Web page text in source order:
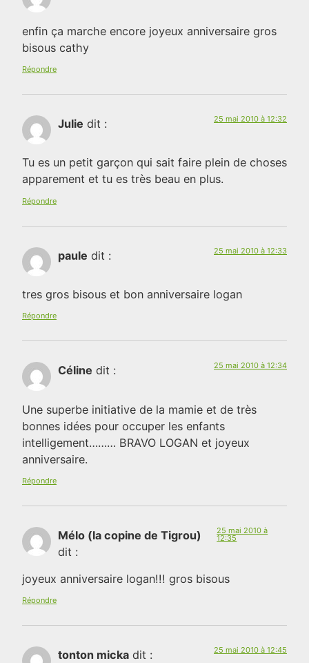
enfin ça marche encore joyeux anniversaire gros
bisous cathy
Répondre
Julie dit : 25 mai 2010 à 12:32
Tu es un petit garçon qui sait faire plein de choses
apparement et tu es très beau en plus.
Répondre
paule dit : 25 mai 2010 à 12:33
tres gros bisous et bon anniversaire logan
Répondre
Céline dit : 25 mai 2010 à 12:34
Une superbe initiative de la mamie et de très
bonnes idées pour occuper les enfants
intelligement……… BRAVO LOGAN et joyeux
anniversaire.
Répondre
Mélo (la copine de Tigrou)
dit :
25 mai 2010 à
12:35
joyeux anniversaire logan!!! gros bisous
Répondre
tonton micka dit : 25 mai 2010 à 12:45